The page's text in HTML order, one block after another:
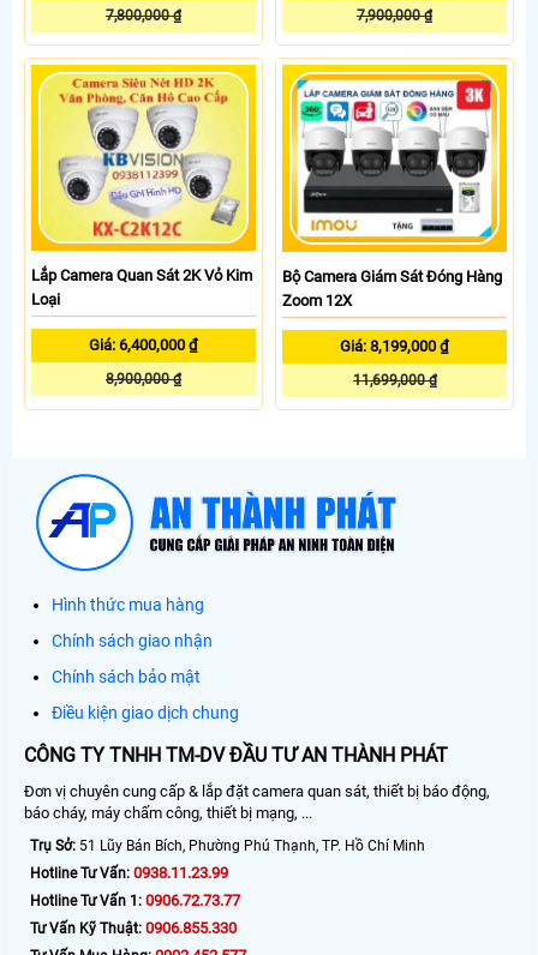
7,800,000 ₫ 7,900,000 ₫
Lắp Camera Quan Sát 2K Vỏ Kim
Loại
Giá: 6,400,000 ₫
8,900,000 ₫
Bộ Camera Giám Sát Đóng Hàng
Zoom 12X
Giá: 8,199,000 ₫
11,699,000 ₫
Hình thức mua hàng
Chính sách giao nhận
Chính sách bảo mật
Điều kiện giao dịch chung
CÔNG TY TNHH TM-DV ĐẦU TƯ AN THÀNH PHÁT
Đơn vị chuyên cung cấp & lắp đặt camera quan sát, thiết bị báo động,
báo cháy, máy chấm công, thiết bị mạng, ...
Trụ Sở: 51 Lũy Bán Bích, Phường Phú Thạnh, TP. Hồ Chí Minh
Hotline Tư Vấn: 0938.11.23.99
Hotline Tư Vấn 1: 0906.72.73.77
Tư Vấn Kỹ Thuật: 0906.855.330